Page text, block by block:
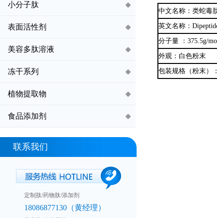
小分子肽
表面活性剂
美容多肽溶液
冻干系列
植物提取物
食品添加剂
联系我们
定制肽/药物肽/添加剂
18086877130（黄经理）
中文名称：类蛇毒
英文名称：
分子量 ： 375.5g/
外观：白色粉末
包装规格（粉末）